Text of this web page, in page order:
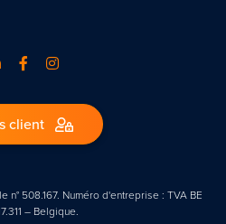
client
508.167. Numéro d'entreprise : TVA BE
– Belgique.